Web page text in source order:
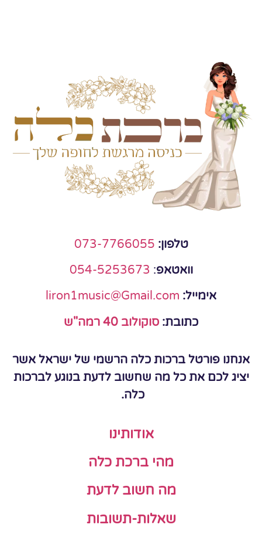
טלפון: 073-7766055
וואטאפ:
054-5253673
אימייל: liron1music@Gmail.com
כתובת: סוקולוב 40 רמה"ש
אנחנו פורטל ברכות כלה הרשמי של ישראל אשר
יציג לכם את כל מה שחשוב לדעת בנוגע לברכות
כלה.
אודותינו
מהי ברכת כלה
מה חשוב לדעת
שאלות-תשובות